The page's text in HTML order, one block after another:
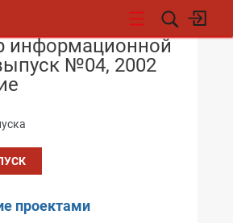
НОВОСТИ
информационной
№04, 2002
проектами